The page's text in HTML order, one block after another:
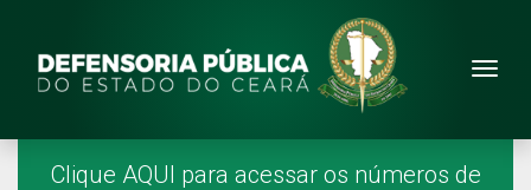
Site da Defensoria
Menu Principal
Página Inicial
Clique AQUI para acessar os números de